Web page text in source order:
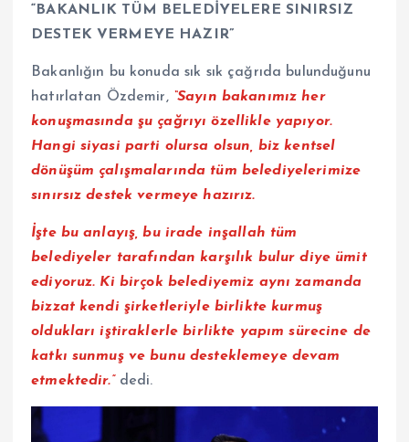
“BAKANLIK TÜM BELEDİYELERE SINIRSIZ
DESTEK VERMEYE HAZIR”
Bakanlığın bu konuda sık sık çağrıda bulunduğunu
hatırlatan Özdemir, “Sayın bakanımız her
konuşmasında şu çağrıyı özellikle yapıyor.
Hangi siyasi parti olursa olsun, biz kentsel
dönüşüm çalışmalarında tüm belediyelerimize
sınırsız destek vermeye hazırız.
İşte bu anlayış, bu irade inşallah tüm
belediyeler tarafından karşılık bulur diye ümit
ediyoruz. Ki birçok belediyemiz aynı zamanda
bizzat kendi şirketleriyle birlikte kurmuş
oldukları iştiraklerle birlikte yapım sürecine de
katkı sunmuş ve bunu desteklemeye devam
etmektedir.”dedi.